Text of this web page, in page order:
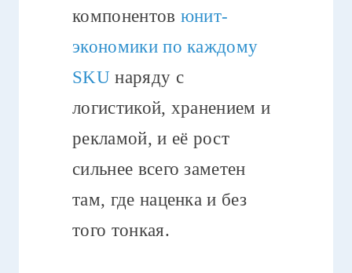
компонентов юнит-
экономики по каждому
SKU наряду с
логистикой, хранением и
рекламой, и её рост
сильнее всего заметен
там, где наценка и без
того тонкая.